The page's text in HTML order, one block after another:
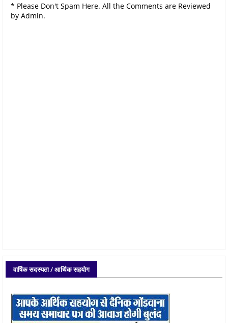
* Please Don't Spam Here. All the Comments are Reviewed
by Admin.
वार्षिक सदस्यता / आर्थिक सहयोग